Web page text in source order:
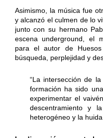
Asimismo, la música fue
y alcanzó el culmen de lo
junto con su hermano
escena underground, el
para el autor de
búsqueda, perplejidad y
“La intersección de
formación ha sido
experimentar el
descentramiento y
heterogéneo y la